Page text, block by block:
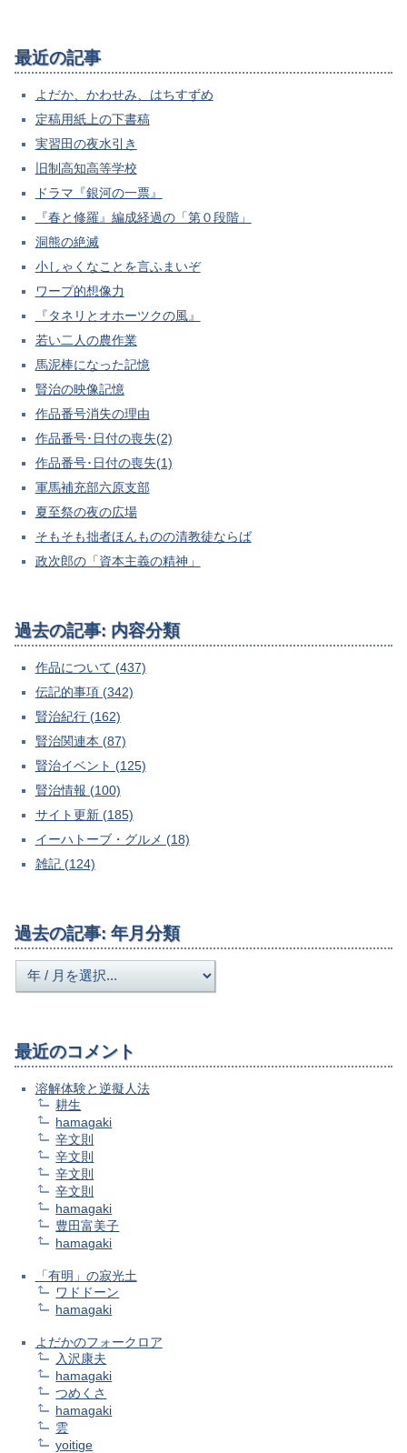
最近の記事
よだか、かわせみ、はちすずめ
定稿用紙上の下書稿
実習田の夜水引き
旧制高知高等学校
ドラマ『銀河の一票』
『春と修羅』編成経過の「第０段階」
洞熊の絶滅
小しゃくなことを言ふまいぞ
ワープ的想像力
『タネリとオホーツクの風』
若い二人の農作業
馬泥棒になった記憶
賢治の映像記憶
作品番号消失の理由
作品番号･日付の喪失(2)
作品番号･日付の喪失(1)
軍馬補充部六原支部
夏至祭の夜の広場
そもそも拙者ほんものの清教徒ならば
政次郎の「資本主義の精神」
過去の記事: 内容分類
作品について (437)
伝記的事項 (342)
賢治紀行 (162)
賢治関連本 (87)
賢治イベント (125)
賢治情報 (100)
サイト更新 (185)
イーハトーブ・グルメ (18)
雑記 (124)
過去の記事: 年月分類
最近のコメント
溶解体験と逆擬人法
耕生
hamagaki
辛文則
辛文則
辛文則
辛文則
hamagaki
豊田富美子
hamagaki
「有明」の寂光土
ワドドーン
hamagaki
よだかのフォークロア
入沢康夫
hamagaki
つめくさ
hamagaki
雲
yoitige